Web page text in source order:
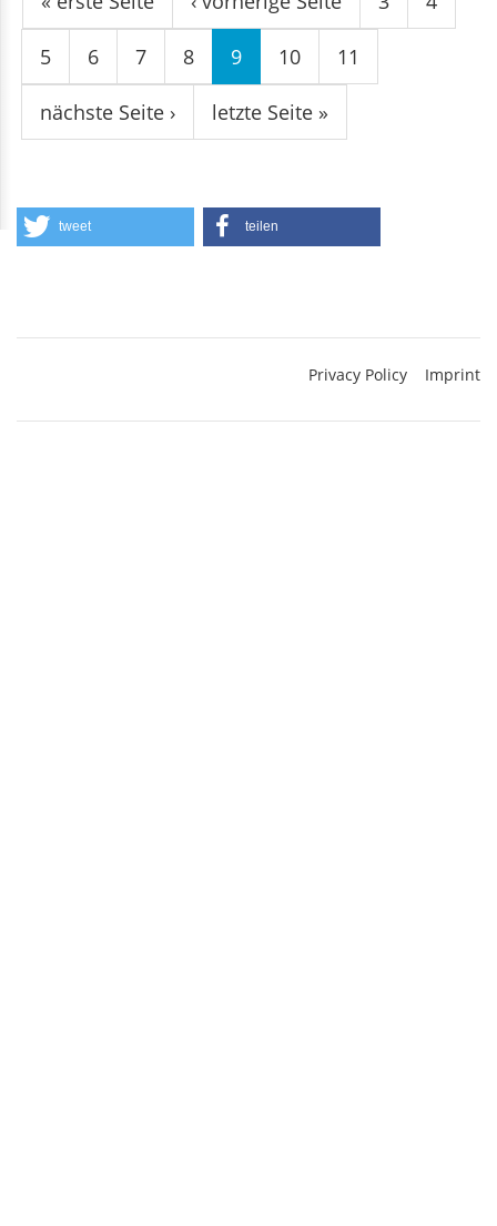
5 6 7 8 9 10 11
nächste Seite › letzte Seite »
tweet teilen
Privacy Policy Imprint